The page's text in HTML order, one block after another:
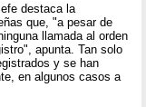
destaca la
que, "a pesar de
llamada al orden
apunta. Tan solo
y se han
en algunos casos a